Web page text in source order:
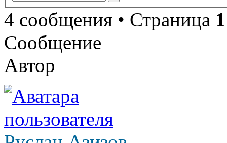
4 сообщения • Страница 1
Сообщение
Автор